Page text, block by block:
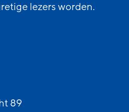
lezers worden.
89